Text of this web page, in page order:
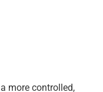
more controlled,